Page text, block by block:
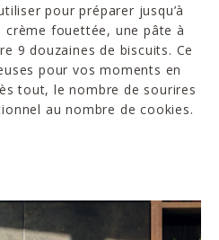
pour préparer jusqu’à
fouettée, une pâte à
9 douzaines de biscuits. Ce
pour vos moments en
tout, le nombre de sourires
au nombre de cookies.